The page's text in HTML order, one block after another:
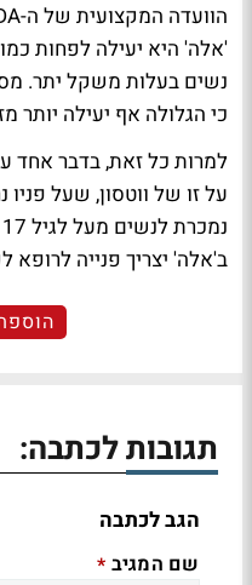
נשים בעלות משקל יתר.
כי הגלולה אף יעילה יותר
למרות כל זאת, בדבר אחד
ב'אלה' יצריך פנייה
תגובות לכתבה:
הגב לכתבה
שם המגיב *